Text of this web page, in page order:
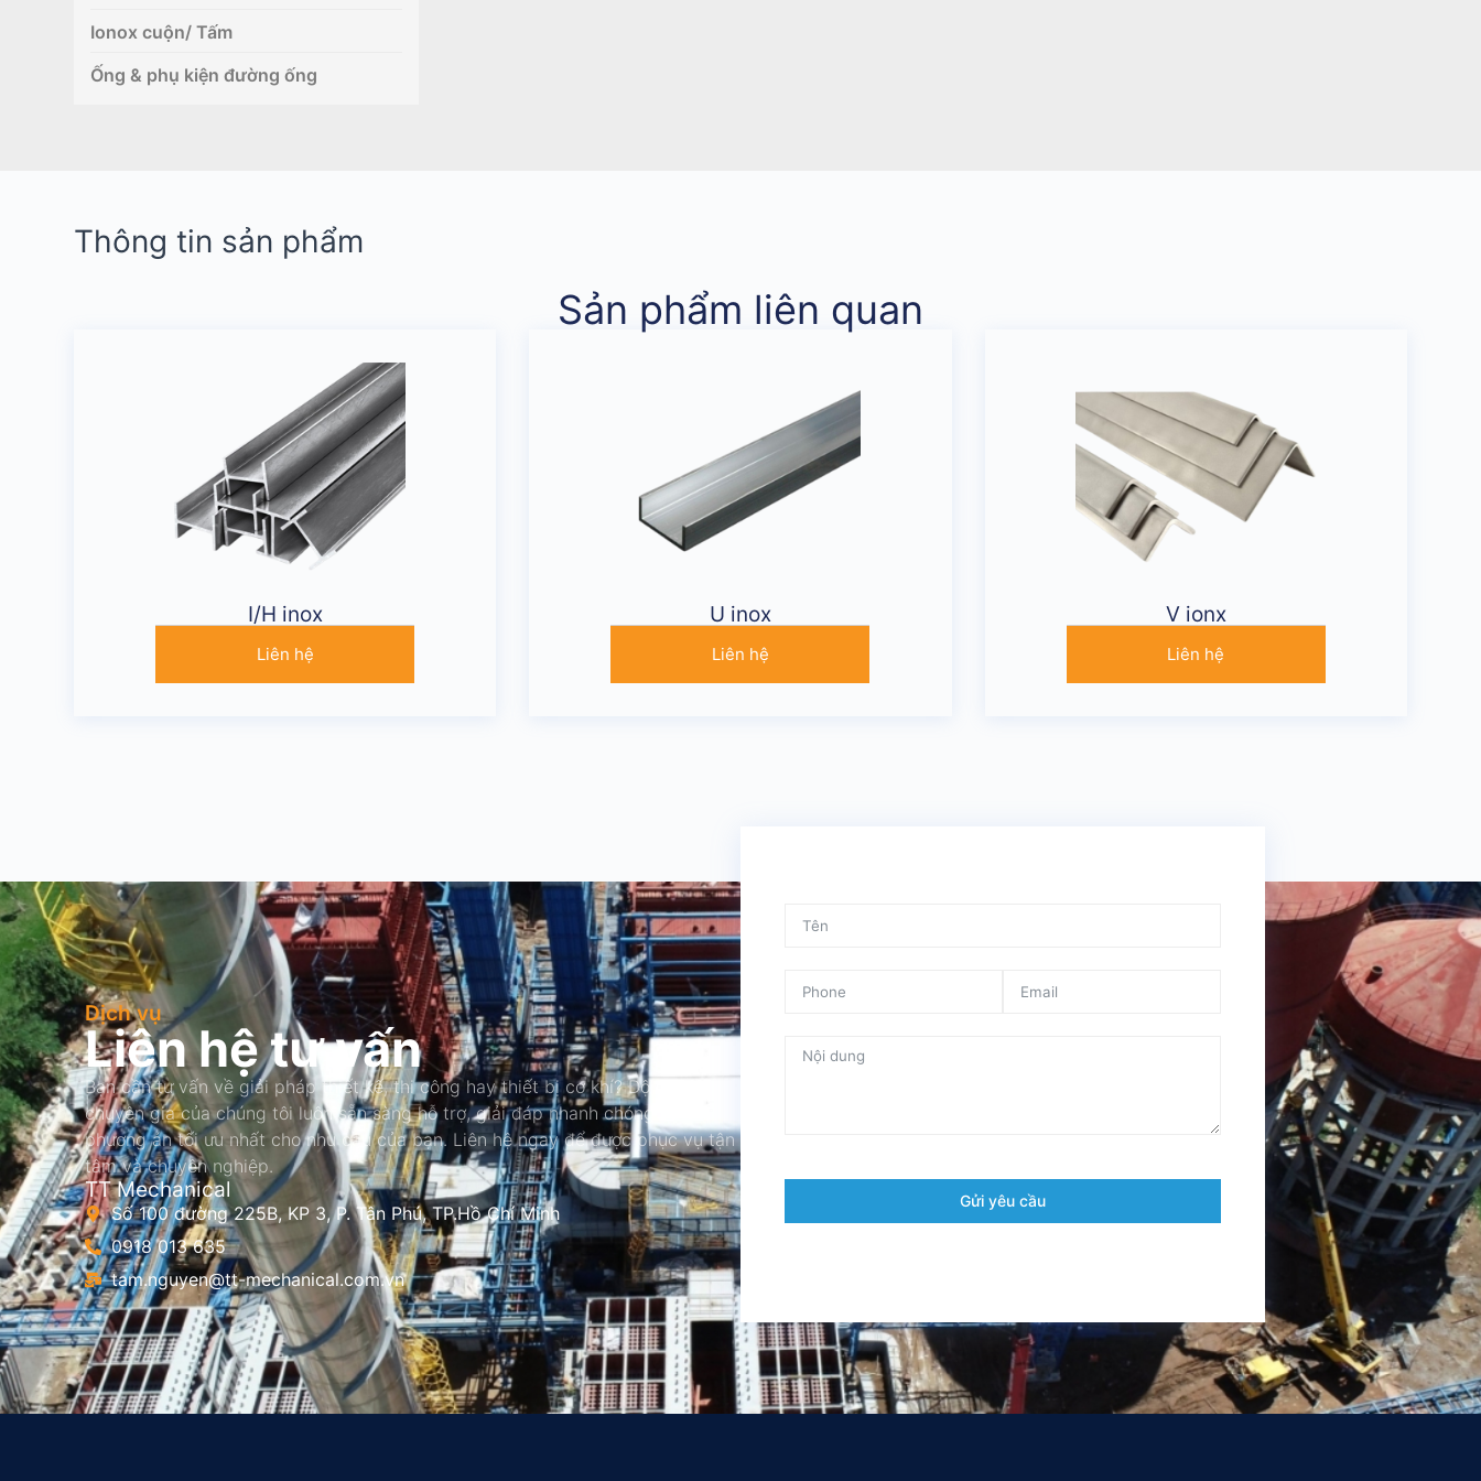
Ionox cuộn/ Tấm
Ống & phụ kiện đường ống
Thông tin sản phẩm
Sản phẩm liên quan
I/H inox
Liên hệ
U inox
Liên hệ
V ionx
Liên hệ
Dịch vụ
Liên hệ tư vấn
Bạn cần tư vấn về giải pháp thiết kế, thi công hay thiết bị cơ khí? Đội ngũ
chuyên gia của chúng tôi luôn sẵn sàng hỗ trợ, giải đáp nhanh chóng và đưa ra
phương án tối ưu nhất cho nhu cầu của bạn. Liên hệ ngay để được phục vụ tận
tâm và chuyên nghiệp.
TT Mechanical
Số 100 đường 225B, KP 3, P. Tân Phú, TP.Hồ Chí Minh
0918 013 635
tam.nguyen@tt-mechanical.com.vn
Gửi yêu cầu